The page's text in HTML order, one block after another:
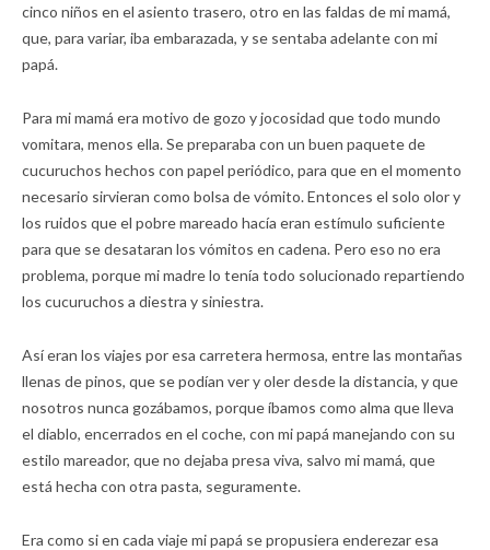
cinco niños en el asiento trasero, otro en las faldas de mi mamá,
que, para variar, iba embarazada, y se sentaba adelante con mi
papá.
Para mi mamá era motivo de gozo y jocosidad que todo mundo
vomitara, menos ella. Se preparaba con un buen paquete de
cucuruchos hechos con papel periódico, para que en el momento
necesario sirvieran como bolsa de vómito. Entonces el solo olor y
los ruidos que el pobre mareado hacía eran estímulo suficiente
para que se desataran los vómitos en cadena. Pero eso no era
problema, porque mi madre lo tenía todo solucionado repartiendo
los cucuruchos a diestra y siniestra.
Así eran los viajes por esa carretera hermosa, entre las montañas
llenas de pinos, que se podían ver y oler desde la distancia, y que
nosotros nunca gozábamos, porque íbamos como alma que lleva
el diablo, encerrados en el coche, con mi papá manejando con su
estilo mareador, que no dejaba presa viva, salvo mi mamá, que
está hecha con otra pasta, seguramente.
Era como si en cada viaje mi papá se propusiera enderezar esa